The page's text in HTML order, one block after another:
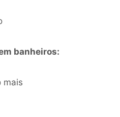
banheiros:
mais